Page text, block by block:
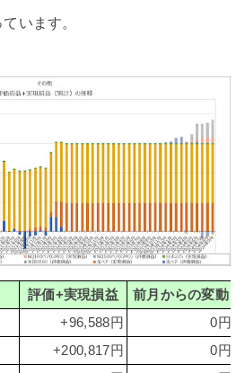
います。
評価+実現損益
前月からの変動
+96,588円
0円
+200,817円
0円